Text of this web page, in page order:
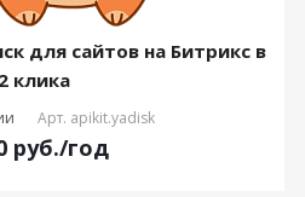
для сайтов на Битрикс в
2 клика
Арт. apikit.yadisk
руб./год